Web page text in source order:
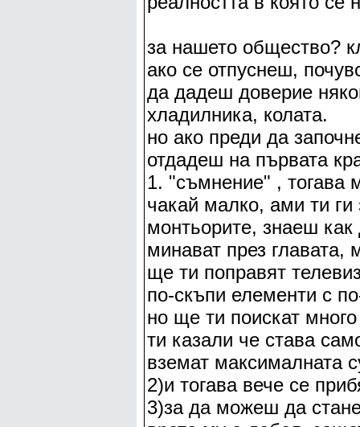
за нашето общество?
ако се отпуснеш,
да дадеш доверие
хладилника, колата.
но ако преди да
отдадеш на първата
1. "съмнение" , тогава
чакай малко, ами ти ги
монтьорите, знаеш
минават през
ще ти поправят
по-скъпи елементи с
но ще ти поискат
ти казали че става
вземат максималната
2)и тогава вече се
3)за да можеш да